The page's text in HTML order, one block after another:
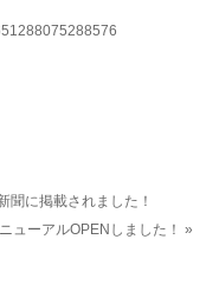
聞に掲載されました！
ューアルOPENしました！ »